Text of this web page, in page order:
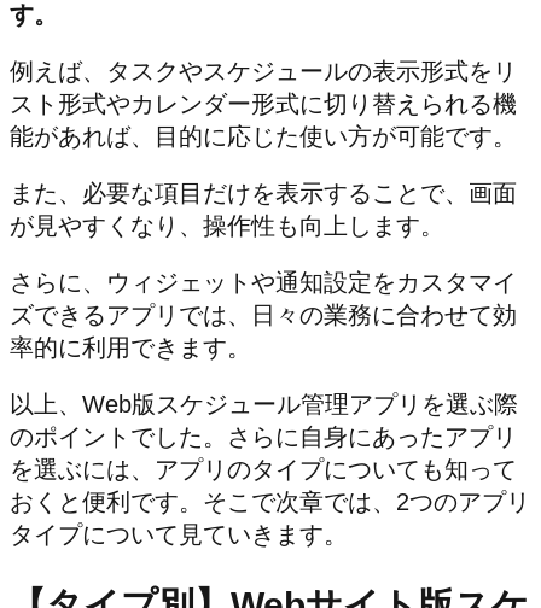
す。
例えば、タスクやスケジュールの表示形式をリ
スト形式やカレンダー形式に切り替えられる機
能があれば、目的に応じた使い方が可能です。
また、必要な項目だけを表示することで、画面
が見やすくなり、操作性も向上します。
さらに、ウィジェットや通知設定をカスタマイ
ズできるアプリでは、日々の業務に合わせて効
率的に利用できます。
以上、Web版スケジュール管理アプリを選ぶ際
のポイントでした。さらに自身にあったアプリ
を選ぶには、アプリのタイプについても知って
おくと便利です。そこで次章では、2つのアプリ
タイプについて見ていきます。